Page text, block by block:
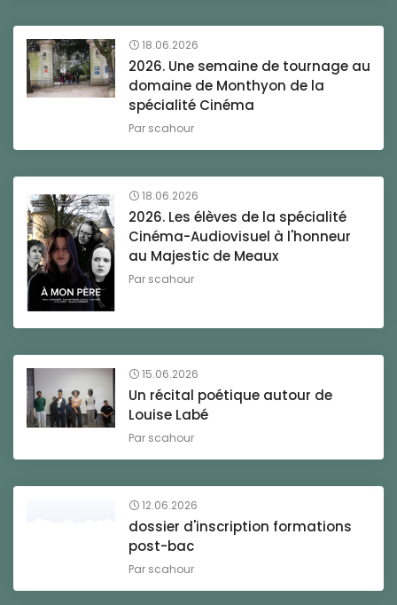
18.06.2026
2026. Une semaine de tournage au
domaine de Monthyon de la
spécialité Cinéma
Par scahour
18.06.2026
2026. Les élèves de la spécialité
Cinéma-Audiovisuel à l'honneur
au Majestic de Meaux
Par scahour
15.06.2026
Un récital poétique autour de
Louise Labé
Par scahour
12.06.2026
dossier d'inscription formations
post-bac
Par scahour